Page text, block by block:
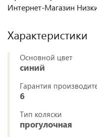
Интернет-Магазин
Характеристики
Основной цвет
синий
Гарантия
6
Тип коляски
прогулочная